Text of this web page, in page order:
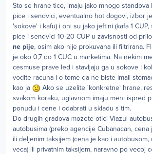
Sto se hrane tice, imaju jako mnogo standova
pice i sendvici, eventualno hot dogovi, izbor
'sokove' i kafu) i oni su jako jeftini (kafa 1 CUP,
pice i sendvici 10-20 CUP u zavisnosti od
ne pije, osim ako nije prokuvana ili filtrirana.
je oko 0,7 do 1 CUC u marketima. Na nekim
cesmuse prave led i stavljaju ga u sokove i
vodite racuna i o tome da ne biste imali
kao ja
Ako se uzelite 'konkretne' hrane,
svakom koraku, uglavnom imaju meni ispred
ponudu i cene i odabrati u skladu s tim.
Do drugih gradova mozete otici Viazul
autobusima (preko agencije Cubanacan, cena
ili deljenim taksijem (cena je kao i autobusom,
veca) ili privatnim taksijem, naravno po vecoj